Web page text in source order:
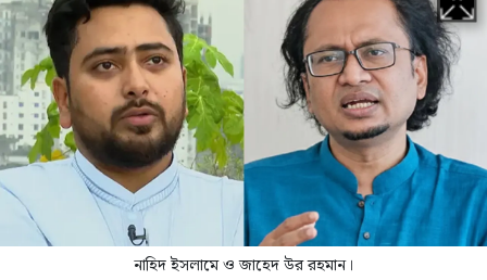
নাহিদ ইসলামে ও জাহেদ উর রহমান।